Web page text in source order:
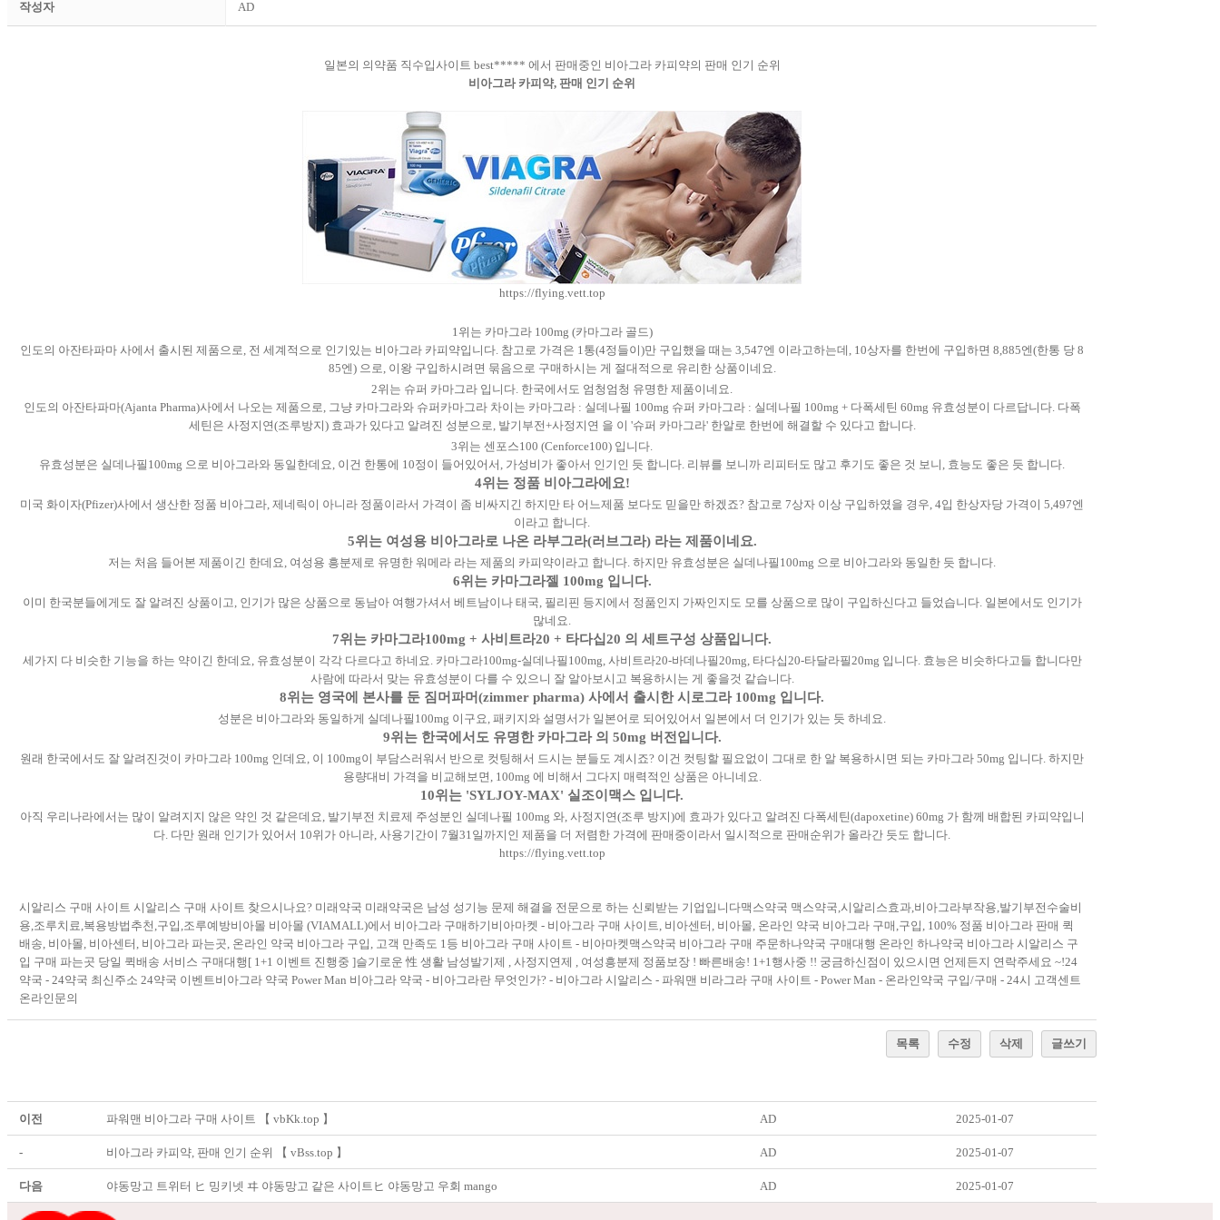
작성자 AD
일본의 의약품 직수입사이트 best***** 에서 판매중인 비아그라 카피약의 판매 인기 순위
비아그라 카피약, 판매 인기 순위
https://flying.vett.top
1위는 카마그라 100mg (카마그라 골드)
인도의 아잔타파마 사에서 출시된 제품으로, 전 세계적으로 인기있는 비아그라 카피약입니다. 참고로 가격은 1통(4정들이)만 구입했을 때는 3,547엔 이라고하는데, 10상자를 한번에 구입하면 8,885엔(한통 당 8
85엔) 으로, 이왕 구입하시려면 묶음으로 구매하시는 게 절대적으로 유리한 상품이네요.
2위는 슈퍼 카마그라 입니다. 한국에서도 엄청엄청 유명한 제품이네요.
인도의 아잔타파마(Ajanta Pharma)사에서 나오는 제품으로, 그냥 카마그라와 슈퍼카마그라 차이는 카마그라 : 실데나필 100mg 슈퍼 카마그라 : 실데나필 100mg + 다폭세틴 60mg 유효성분이 다르답니다. 다폭
세틴은 사정지연(조루방지) 효과가 있다고 알려진 성분으로, 발기부전+사정지연 을 이 '슈퍼 카마그라' 한알로 한번에 해결할 수 있다고 합니다.
3위는 센포스100 (Cenforce100) 입니다.
유효성분은 실데나필100mg 으로 비아그라와 동일한데요, 이건 한통에 10정이 들어있어서, 가성비가 좋아서 인기인 듯 합니다. 리뷰를 보니까 리피터도 많고 후기도 좋은 것 보니, 효능도 좋은 듯 합니다.
4위는 정품 비아그라에요!
미국 화이자(Pfizer)사에서 생산한 정품 비아그라, 제네릭이 아니라 정품이라서 가격이 좀 비싸지긴 하지만 타 어느제품 보다도 믿을만 하겠죠? 참고로 7상자 이상 구입하였을 경우, 4입 한상자당 가격이 5,497엔
이라고 합니다.
5위는 여성용 비아그라로 나온 라부그라(러브그라) 라는 제품이네요.
저는 처음 들어본 제품이긴 한데요, 여성용 흥분제로 유명한 워메라 라는 제품의 카피약이라고 합니다. 하지만 유효성분은 실데나필100mg 으로 비아그라와 동일한 듯 합니다.
6위는 카마그라젤 100mg 입니다.
이미 한국분들에게도 잘 알려진 상품이고, 인기가 많은 상품으로 동남아 여행가셔서 베트남이나 태국, 필리핀 등지에서 정품인지 가짜인지도 모를 상품으로 많이 구입하신다고 들었습니다. 일본에서도 인기가
많네요.
7위는 카마그라100mg + 사비트라20 + 타다십20 의 세트구성 상품입니다.
세가지 다 비슷한 기능을 하는 약이긴 한데요, 유효성분이 각각 다르다고 하네요. 카마그라100mg-실데나필100mg, 사비트라20-바데나필20mg, 타다십20-타달라필20mg 입니다. 효능은 비슷하다고들 합니다만
사람에 따라서 맞는 유효성분이 다를 수 있으니 잘 알아보시고 복용하시는 게 좋을것 같습니다.
8위는 영국에 본사를 둔 짐머파머(zimmer pharma) 사에서 출시한 시로그라 100mg 입니다.
성분은 비아그라와 동일하게 실데나필100mg 이구요, 패키지와 설명서가 일본어로 되어있어서 일본에서 더 인기가 있는 듯 하네요.
9위는 한국에서도 유명한 카마그라 의 50mg 버전입니다.
원래 한국에서도 잘 알려진것이 카마그라 100mg 인데요, 이 100mg이 부담스러워서 반으로 컷팅해서 드시는 분들도 계시죠? 이건 컷팅할 필요없이 그대로 한 알 복용하시면 되는 카마그라 50mg 입니다. 하지만
용량대비 가격을 비교해보면, 100mg 에 비해서 그다지 매력적인 상품은 아니네요.
10위는 'SYLJOY-MAX' 실조이맥스 입니다.
아직 우리나라에서는 많이 알려지지 않은 약인 것 같은데요, 발기부전 치료제 주성분인 실데나필 100mg 와, 사정지연(조루 방지)에 효과가 있다고 알려진 다폭세틴(dapoxetine) 60mg 가 함께 배합된 카피약입니
다. 다만 원래 인기가 있어서 10위가 아니라, 사용기간이 7월31일까지인 제품을 더 저렴한 가격에 판매중이라서 일시적으로 판매순위가 올라간 듯도 합니다.
https://flying.vett.top
시알리스 구매 사이트 시알리스 구매 사이트 찾으시나요? 미래약국 미래약국은 남성 성기능 문제 해결을 전문으로 하는 신뢰받는 기업입니다맥스약국 맥스약국,시알리스효과,비아그라부작용,발기부전수술비
용,조루치료,복용방법추천,구입,조루예방비아몰 비아몰 (VIAMALL)에서 비아그라 구매하기비아마켓 - 비아그라 구매 사이트, 비아센터, 비아몰, 온라인 약국 비아그라 구매,구입, 100% 정품 비아그라 판매 퀵
배송, 비아몰, 비아센터, 비아그라 파는곳, 온라인 약국 비아그라 구입, 고객 만족도 1등 비아그라 구매 사이트 - 비아마켓맥스약국 비아그라 구매 주문하나약국 구매대행 온라인 하나약국 비아그라 시알리스 구
입 구매 파는곳 당일 퀵배송 서비스 구매대행[ 1+1 이벤트 진행중 ]슬기로운 性 생활 남성발기제 , 사정지연제 , 여성흥분제 정품보장 ! 빠른배송! 1+1행사중 !! 궁금하신점이 있으시면 언제든지 연락주세요 ~!24
약국 - 24약국 최신주소 24약국 이벤트비아그라 약국 Power Man 비아그라 약국 - 비아그라란 무엇인가? - 비아그라 시알리스 - 파워맨 비라그라 구매 사이트 - Power Man - 온라인약국 구입/구매 - 24시 고객센트
온라인문의
목록 수정 삭제 글쓰기
이전 파워맨 비아그라 구매 사이트 【 vbKk.top 】 AD 2025-01-07
- 비아그라 카피약, 판매 인기 순위 【 vBss.top 】 AD 2025-01-07
다음 야동망고 트위터 ヒ 밍키넷 ヰ 야동망고 같은 사이트ヒ 야동망고 우회 mango AD 2025-01-07